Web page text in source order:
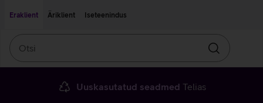
Eraklient
Äriklient Iseteenindus
Otsin
Uuskasutatud seadmed Telias